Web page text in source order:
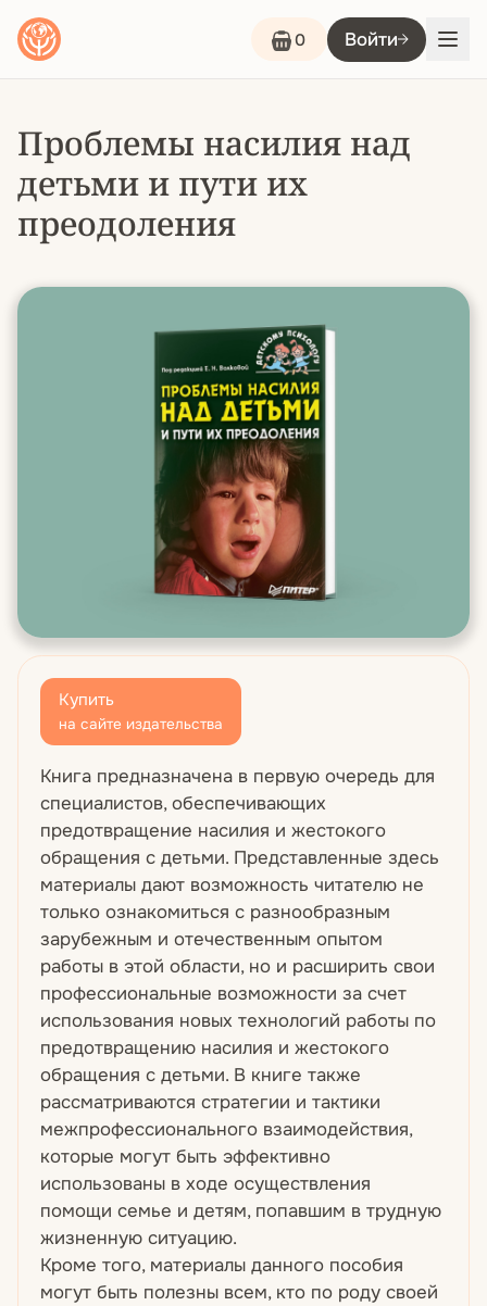
0 Войти
Проблемы насилия над
детьми и пути их
преодоления
Купить
на сайте издательства
Книга предназначена в первую очередь для
специалистов, обеспечивающих
предотвращение насилия и жестокого
обращения с детьми. Представленные здесь
материалы дают возможность читателю не
только ознакомиться с разнообразным
зарубежным и отечественным опытом
работы в этой области, но и расширить свои
профессиональные возможности за счет
использования новых технологий работы по
предотвращению насилия и жестокого
обращения с детьми. В книге также
рассматриваются стратегии и тактики
межпрофессионального взаимодействия,
которые могут быть эффективно
использованы в ходе осуществления
помощи семье и детям, попавшим в трудную
жизненную ситуацию.
Кроме того, материалы данного пособия
могут быть полезны всем, кто по роду своей